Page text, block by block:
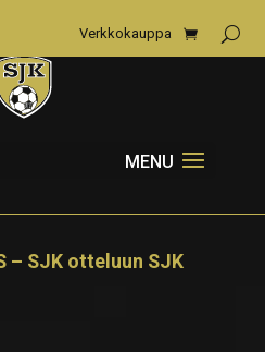
Verkkokauppa
– SJK otteluun SJK